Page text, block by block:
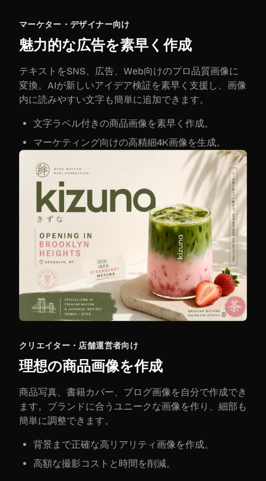
マーケター・デザイナー向け
魅力的な広告を素早く作成
テキストをSNS、広告、Web向けのプロ品質画像に
変換。AIが新しいアイデア検証を素早く支援し、画像
内に読みやすい文字も簡単に追加できます。
文字ラベル付きの商品画像を素早く作成。
マーケティング向けの高精細4K画像を生成。
クリエイター・店舗運営者向け
理想の商品画像を作成
商品写真、書籍カバー、ブログ画像を自分で作成でき
ます。ブランドに合うユニークな画像を作り、細部も
簡単に調整できます。
背景まで正確な高リアリティ画像を作成。
高額な撮影コストと時間を削減。